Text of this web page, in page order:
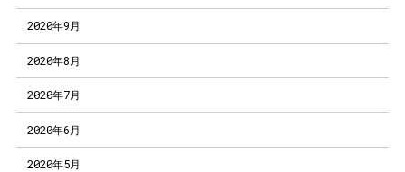
2020年9月
2020年8月
2020年7月
2020年6月
2020年5月